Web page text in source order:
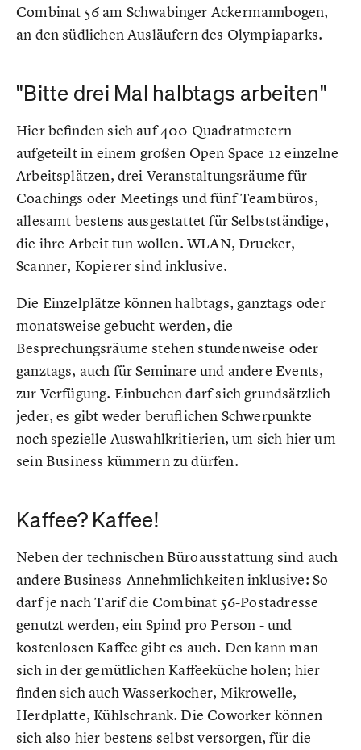
Combinat 56 am Schwabinger Ackermannbogen,
an den südlichen Ausläufern des Olympiaparks.
"Bitte drei Mal halbtags arbeiten"
Hier befinden sich auf 400 Quadratmetern
aufgeteilt in einem großen Open Space 12 einzelne
Arbeitsplätzen, drei Veranstaltungsräume für
Coachings oder Meetings und fünf Teambüros,
allesamt bestens ausgestattet für Selbstständige,
die ihre Arbeit tun wollen. WLAN, Drucker,
Scanner, Kopierer sind inklusive.
Die Einzelplätze können halbtags, ganztags oder
monatsweise gebucht werden, die
Besprechungsräume stehen stundenweise oder
ganztags, auch für Seminare und andere Events,
zur Verfügung. Einbuchen darf sich grundsätzlich
jeder, es gibt weder beruflichen Schwerpunkte
noch spezielle Auswahlkritierien, um sich hier um
sein Business kümmern zu dürfen.
Kaffee? Kaffee!
Neben der technischen Büroausstattung sind auch
andere Business-Annehmlichkeiten inklusive: So
darf je nach Tarif die Combinat 56-Postadresse
genutzt werden, ein Spind pro Person - und
kostenlosen Kaffee gibt es auch. Den kann man
sich in der gemütlichen Kaffeeküche holen; hier
finden sich auch Wasserkocher, Mikrowelle,
Herdplatte, Kühlschrank. Die Coworker können
sich also hier bestens selbst versorgen, für die